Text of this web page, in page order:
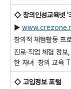
◇ 창의인성교육넷 '
▶
창의적 체험활동 프
진로·직업 체험 정보
한 자녀
창의 교육
◇ 고입정보 포털